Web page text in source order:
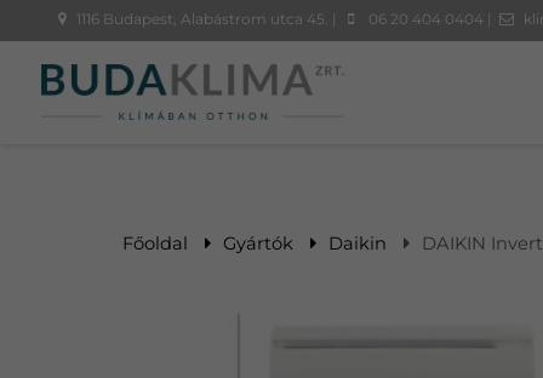
1116 Budapest, Alabástrom utca 45. | 06 20 404 0404 |
Főoldal Gyártók Daikin DAIKIN